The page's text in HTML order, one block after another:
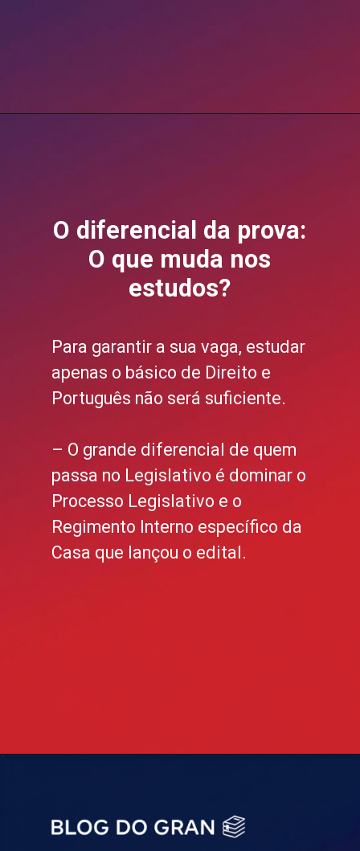
O diferencial da prova:
O que muda nos
estudos?
Para garantir a sua vaga, estudar
apenas o básico de Direito e
Português não será suficiente.
– O grande diferencial de quem
passa no Legislativo é dominar o
Processo Legislativo e o
Regimento Interno específico da
Casa que lançou o edital.